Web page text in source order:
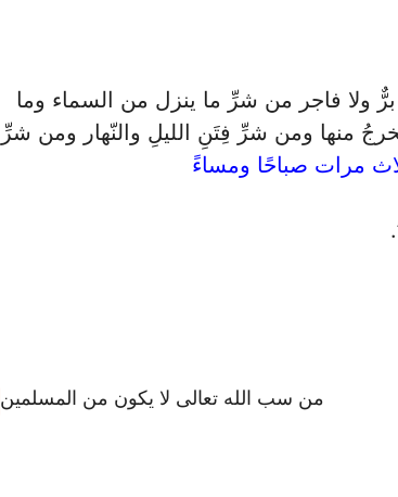
برٌّ ولا فاجر من شرِّ ما ينزل من السماء وما
منها ومن شرِّ فِتَنِ الليلِ والنّهار ومن شرِّ
مرات صباحًا ومساءً
من سب الله تعالى لا يكون من المسلمين